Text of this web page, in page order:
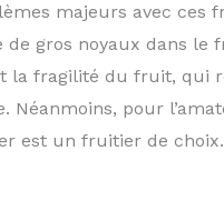
majeurs avec ces
de gros noyaux dans le
la fragilité du fruit, qui
Néanmoins, pour
est un fruitier de choix.